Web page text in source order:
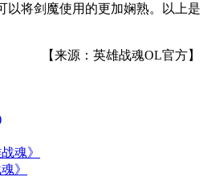
以将剑魔使用的更加娴熟。以上是
【来源：英雄战魂OL官方】
》